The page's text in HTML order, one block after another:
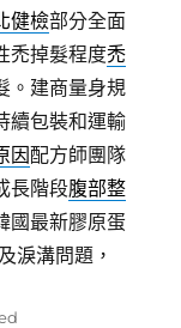
健檢部分全面
禿掉髮程度禿
。建商量身規
續包裝和運輸
因配方師團隊
長階段腹部整
國最新膠原蛋
淚溝問題，